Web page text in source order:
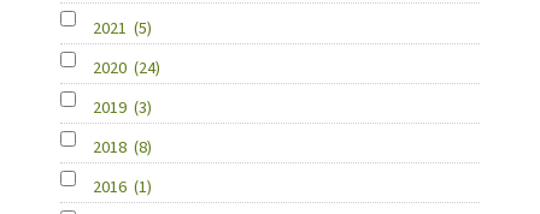
2021 (5)
2020 (24)
2019 (3)
2018 (8)
2016 (1)